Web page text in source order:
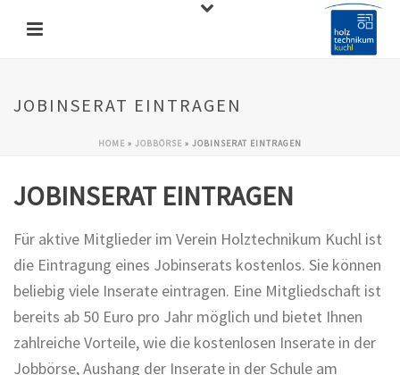
JOBINSERAT EINTRAGEN
HOME » JOBBÖRSE » JOBINSERAT EINTRAGEN
JOBINSERAT EINTRAGEN
Für aktive Mitglieder im Verein Holztechnikum Kuchl ist
die Eintragung eines Jobinserats kostenlos. Sie können
beliebig viele Inserate eintragen. Eine Mitgliedschaft ist
bereits ab 50 Euro pro Jahr möglich und bietet Ihnen
zahlreiche Vorteile, wie die kostenlosen Inserate in der
Jobbörse, Aushang der Inserate in der Schule am